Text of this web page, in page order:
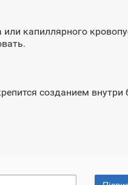
капиллярного
созданием